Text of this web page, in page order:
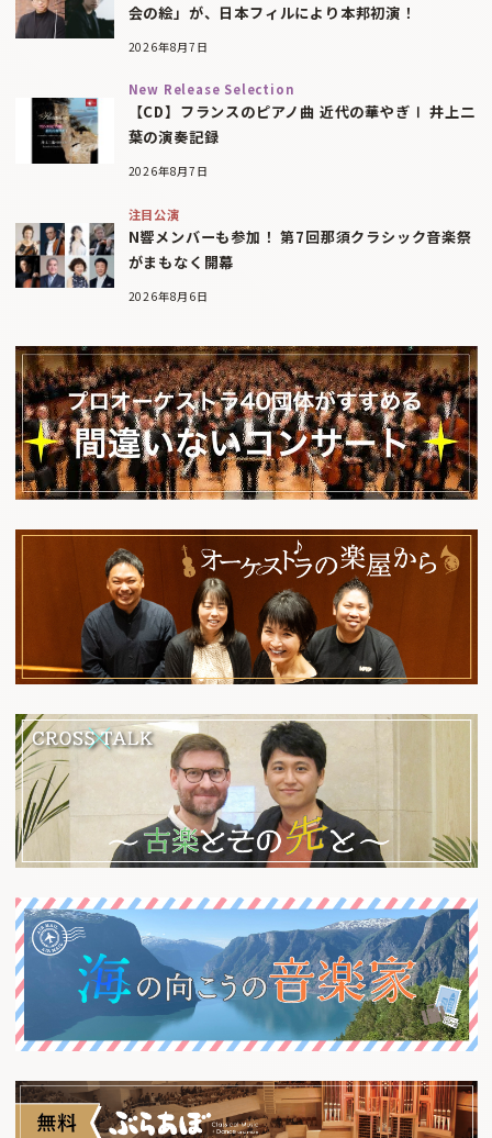
会の絵」が、日本フィルにより本邦初演！
2026年8月7日
New Release Selection
【CD】フランスのピアノ曲 近代の華やぎⅠ 井上二
葉の演奏記録
2026年8月7日
注目公演
N響メンバーも参加！ 第7回那須クラシック音楽祭
がまもなく開幕
2026年8月6日